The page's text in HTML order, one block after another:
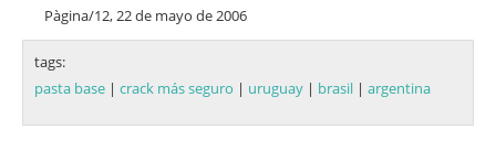
Pàgina/12, 22 de mayo de 2006
tags:
pasta base | crack más seguro | uruguay | brasil | argentina